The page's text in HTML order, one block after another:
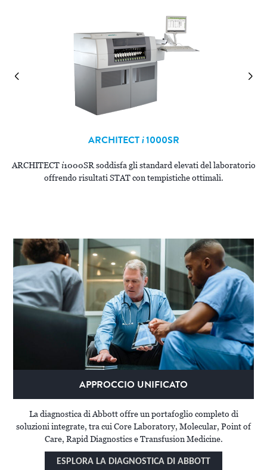
ARCHITECTi1000SR
ARCHITECTi1000SR soddisfa gli standard elevati del laboratorio
offrendo risultati STAT con tempistiche ottimali.
APPROCCIO UNIFICATO
La diagnostica di Abbott offre un portafoglio completo di
soluzioni integrate, tra cui Core Laboratory, Molecular, Point of
Care, Rapid Diagnostics e Transfusion Medicine.
ESPLORA LA DIAGNOSTICA DI ABBOTT